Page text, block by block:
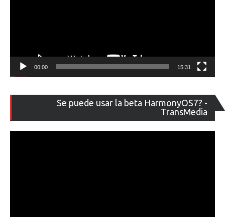
00:00 15:31
Se puede usar la beta HarmonyOS7? -
TransMedia
de